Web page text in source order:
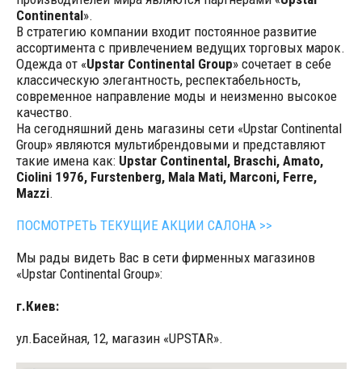
Continental».
В стратегию компании входит постоянное развитие
ассортимента с привлечением ведущих торговых марок.
Одежда от «Upstar Continental Group» сочетает в себе
классическую элегантность, респектабельность,
современное направление моды и неизменно высокое
качество.
На сегодняшний день магазины сети «Upstar Continental
Group» являются мультибрендовыми и представляют
такие имена как: Upstar Continental, Braschi, Amato,
Ciolini 1976, Furstenberg, Mala Mati, Marconi, Ferre,
Mazzi.
ПОСМОТРЕТЬ ТЕКУЩИЕ АКЦИИ САЛОНА >>
Мы рады видеть Вас в сети фирменных магазинов
«Upstar Continental Group»:
г.Киев:
ул.Басейная, 12, магазин «UPSTAR».